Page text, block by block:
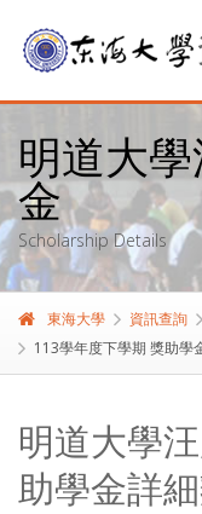
明道大
金
Scholarship Details
東海大學 資訊查詢
113學年度下學期 獎助學
明道大學
助學金詳